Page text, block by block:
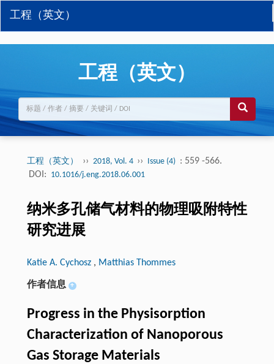
工程（英文）
工程（英文）
工程（英文） ›› 2018, Vol. 4 ›› Issue (4) : 559 -566.
DOI: 10.1016/j.eng.2018.06.001
纳米多孔储气材料的物理吸附特性
研究进展
Katie A. Cychosz , Matthias Thommes
作者信息 +
Progress in the Physisorption
Characterization of Nanoporous
Gas Storage Materials